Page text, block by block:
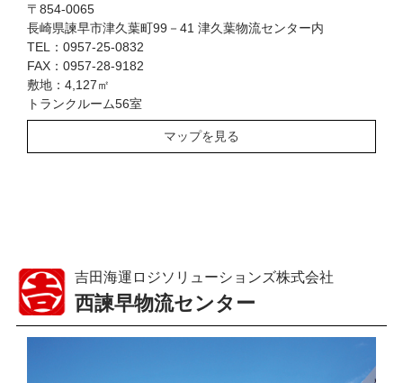
〒854-0065
長崎県諫早市津久葉町99－41 津久葉物流センター内
TEL：0957-25-0832
FAX：0957-28-9182
敷地：4,127㎡
トランクルーム56室
マップを見る
吉田海運ロジソリューションズ株式会社
西諫早物流センター